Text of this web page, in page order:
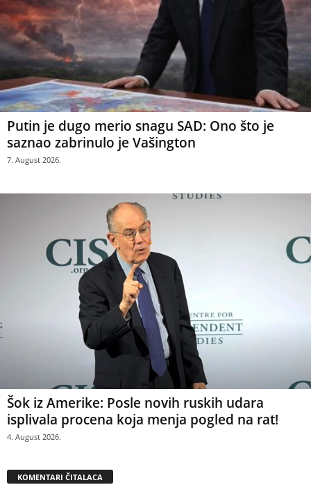
Putin je dugo merio snagu SAD: Ono što je
saznao zabrinulo je Vašington
7. August 2026.
Šok iz Amerike: Posle novih ruskih udara
isplivala procena koja menja pogled na rat!
4. August 2026.
KOMENTARI ČITALACA